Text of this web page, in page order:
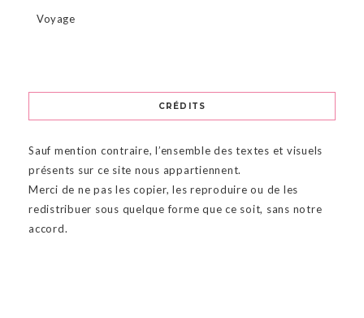
Voyage
CRÉDITS
Sauf mention contraire, l’ensemble des textes et visuels
présents sur ce site nous appartiennent.
Merci de ne pas les copier, les reproduire ou de les
redistribuer sous quelque forme que ce soit, sans notre
accord.